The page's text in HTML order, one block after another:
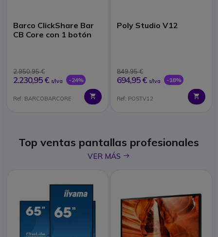
Barco ClickShare Bar
CB Core con 1 botón
2.950,95 €
2.230,95 € s/Iva -24%
Ref: BARCOBARCORE
Poly Studio V12
849,95 €
694,95 € s/Iva -18%
Ref: POSTV12
Top ventas pantallas profesionales
VER MÁS